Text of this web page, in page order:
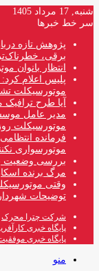
شنبه, 17 مرداد 1405
سر خط خبرها
پژوهش تازه
برقی،
انتظار بانوان
موتورسیکلت
آیا طرح
مدیر عامل
موتورسیکلت
فرمانده
موتورسواری
بررسی وضعیت
مرگ برنده
وقتی
توضیحات
شرکت چترا محرک
پایگاه خبری
پایگاه خبری
منو